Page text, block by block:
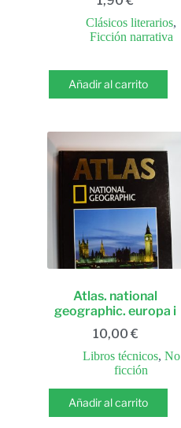
Clásicos literarios,
Ficción narrativa
Añadir al carrito
Atlas. national
geographic. europa i
10,00 €
Libros técnicos, No
ficción
Añadir al carrito